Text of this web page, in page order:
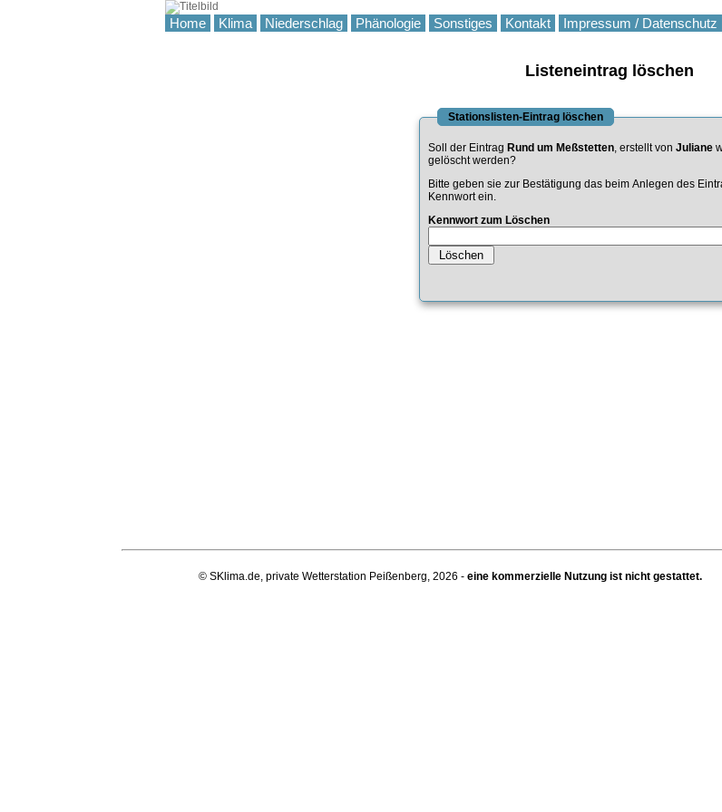
Home Klima Niederschlag Phänologie Sonstiges Kontakt Impressum / Datenschutz
Listeneintrag löschen
Stationslisten-Eintrag löschen
Soll der Eintrag Rund um Meßstetten, erstellt von Juliane
gelöscht werden?
Bitte geben sie zur Bestätigung das beim Anlegen des
Kennwort ein.
Kennwort zum Löschen
© SKlima.de, private Wetterstation Peißenberg, 2026 - eine kommerzielle Nutzung ist nicht gestattet.